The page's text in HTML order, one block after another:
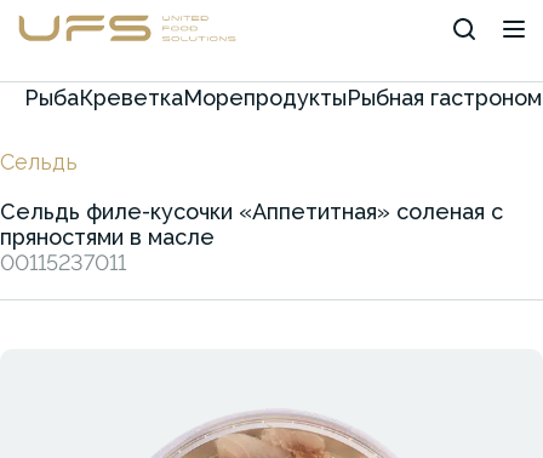
РыбаКреветкаМорепродуктыРыбная
Сельдь
Сельдь филе-кусочки «Аппетитная» соленая с
пряностями в масле
00115237011